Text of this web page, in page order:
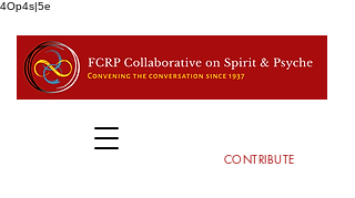
4Op4s|5e
CONTRIBUTE